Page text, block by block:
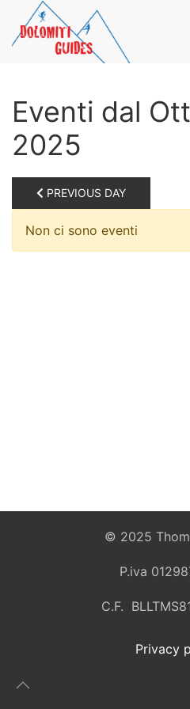
Skip to main content
Eventi dal
2025
PREVIOUS DAY
Non ci sono eventi
© 2025
P.iva
C.F.
Privacy